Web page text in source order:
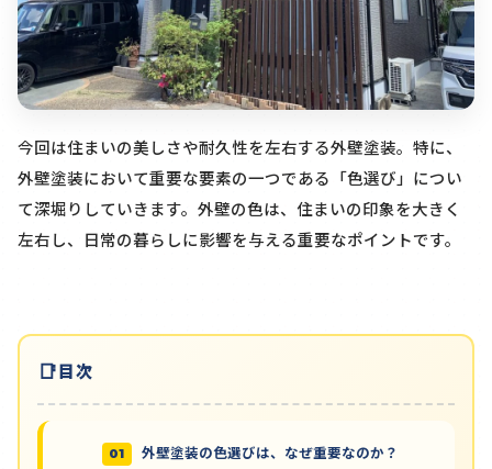
今回は住まいの美しさや耐久性を左右する外壁塗装。特に、
外壁塗装において重要な要素の一つである「色選び」につい
て深堀りしていきます。外壁の色は、住まいの印象を大きく
左右し、日常の暮らしに影響を与える重要なポイントです。
目次
外壁塗装の色選びは、なぜ重要なのか？